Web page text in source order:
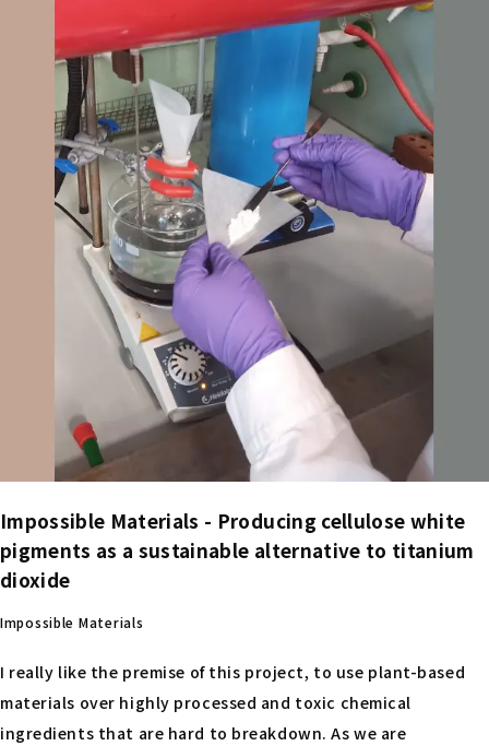
Impossible Materials - Producing cellulose white
pigments as a sustainable alternative to titanium
dioxide
Impossible Materials
I really like the premise of this project, to use plant-based
materials over highly processed and toxic chemical
ingredients that are hard to breakdown. As we are